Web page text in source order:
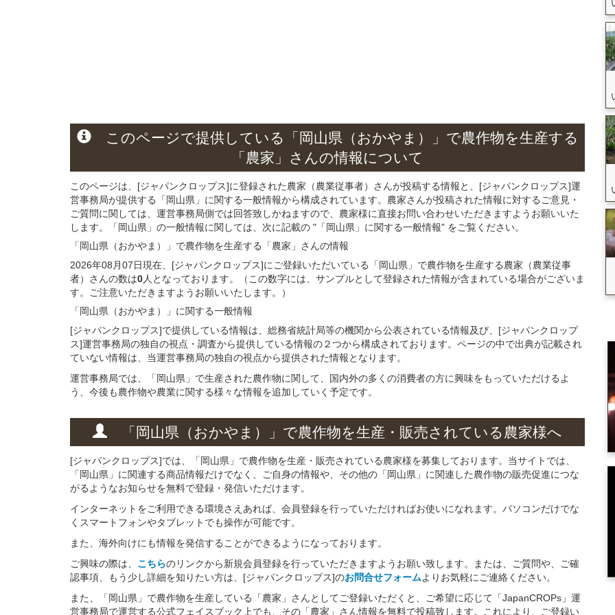
このページで提供している 「岡山県（おかやま）」 で農作物を生産する
「農家」さんの情報について
このページは、[ジャパンクロップス]に登録された農家（農業従事者）さんが投稿する情報と、[ジャパンクロップス]運
営事務局が提供する「岡山県」に関する一般情報から構成されています。農家さんが投稿された情報に対するご意見・
ご質問に関しては、運営事務局側では回答致しかねますので、農家様に直接お問い合わせいただきますようお願いいた
します。「岡山県」の一般情報に関しては、次に記載の "「岡山県」に関する一般情報" をご覧ください。
「岡山県（おかやま）」 で農作物を生産する 「農家」さんの情報
2026年08月07日現在、[ジャパンクロップス]にご登録いただいている「岡山県」で農作物を生産する農家（農業従事
者）さんの数は0人となっております。（この数字には、サンプルとして登録された情報が含まれている場合がございま
す。ご注意いただきますようお願いいたします。）
「岡山県（おかやま）」 に関する一般情報
[ジャパンクロップス]で提供している情報は、総務省統計局等の機関から公表されている情報及び、[ジャパンクロップ
ス]運営事務局の独自の視点・調査から提供している情報の２つから構成されております。ページの中で出典が記載され
ていない情報は、当運営事務局の独自の視点から提供された情報となります。
運営事務局では、「岡山県」で生産された農作物に関して、国内外の多くの消費者の方に興味をもっていただけるよ
う、今後も農作物や農業に関する様々な情報を追加していく予定です。
「岡山県（おかやま）」 で農作物を生産・販売されている 農家様へ
[ジャパンクロップス]では、「岡山県」で農作物を生産・販売されている農家様を募集しております。当サイトでは、
「岡山県」に関連する商品情報だけでなく、ご自身の情報や、その他の「岡山県」に関連した農作物の販売促進につな
がるようなお知らせを無料で登録・発信いただけます。
インターネットをご利用できる環境さえあれば、会員登録を行っていただければお使いになれます。パソコンだけでな
くスマートフォンやタブレットでも操作が可能です。
また、海外向けにも情報を発信することができるようになっております。
ご興味の際は、 こちらのリンクから新規会員登録を行っていただきますようお願い致します。または、ご質問や、ご確
認事項、もう少し詳細を知りたい方は、[ジャパンクロップス]のお問合せフォームよりお気軽にご連絡ください。
また、「岡山県」で農作物を生産している「農家」さんとしてご登録いただくと、ご希望に応じて「JapanCROPs」運
営事務局で運営する公式フェイスブック上でも、その「農家」さん情報を無料で投稿致します。これにより、ご登録い